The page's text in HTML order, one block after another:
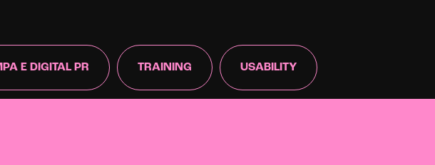
E DIGITAL PR TRAINING USABILITY